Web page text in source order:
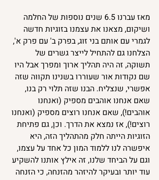
מאז עברנו 6.5 שנים נוספות של החלמה
ושיקום, מצאנו את עצמנו בזוגיות חדשה
לגמרי עם אותם בני זוג, בפרק ב' עם פרק א',
הצלחנו גם להתחיל לייצר גשרים של
תשוקה, זה היה תהליך ארוך ומפרך אבל היו
שם נקודות אור שעוררו בשנינו תקווה שזה
אפשרי, שנצליח. הבנו שזה תלוי רק בנו,
שאם אנחנו אוהבים מספיק (ואנחנו
אוהבים!), שאם אנחנו רוצים מספיק (ואנחנו
רוצים!), אז נמצא את הדרך. וכן, גם פתיחת
הזוגיות הייתה חלק מהתהליך הזה, היא
איפשרה לנו ללמוד המון כל אחד על עצמו,
וגם על הביחד שלנו, זה אילץ אותנו להשקיע
עוד יותר ובעיקר להיזהר מהזנחה, כי הזנחה